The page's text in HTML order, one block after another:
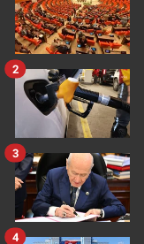
2
3
4